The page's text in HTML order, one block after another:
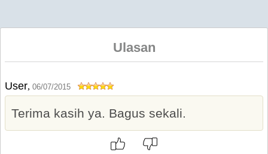
Ulasan
User, 06/07/2015
Terima kasih ya. Bagus sekali.